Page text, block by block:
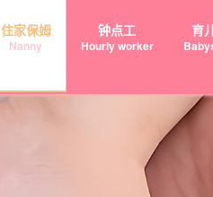
住家保姆
Nanny
钟点工
Hourly worker
育